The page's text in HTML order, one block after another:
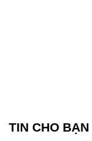
TIN CHO BẠN